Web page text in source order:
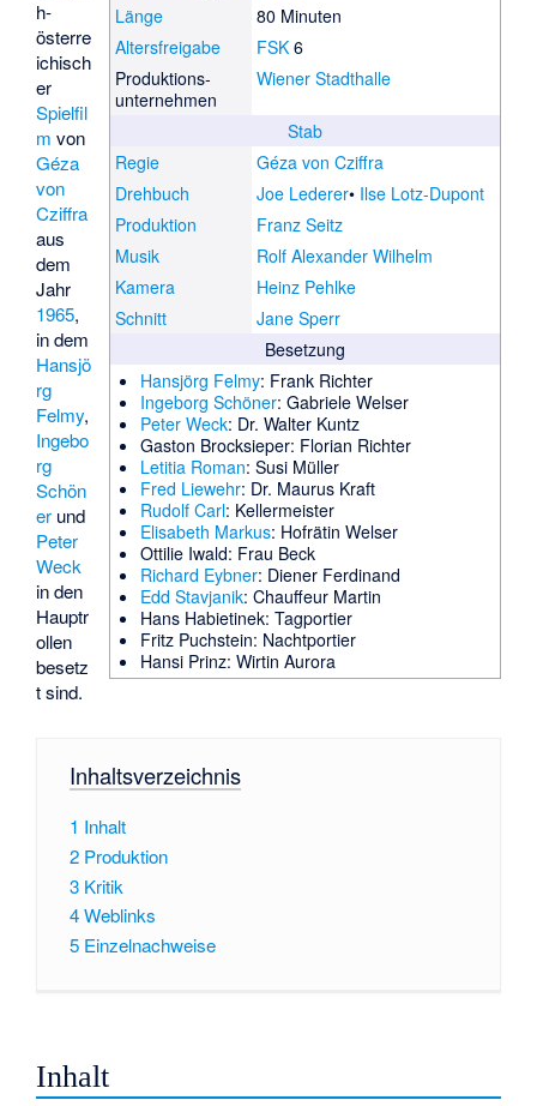
Länge
80 Minuten
Altersfreigabe
FSK6
Produktions­
unternehmen
Wiener Stadthalle
Stab
Regie
Géza von Cziffra
Drehbuch
Joe Lederer Ilse Lotz-Dupont
Produktion
Franz Seitz
Musik
Rolf Alexander Wilhelm
Kamera
Heinz Pehlke
Schnitt
Jane Sperr
Besetzung
Hansjörg Felmy: Frank Richter
Ingeborg Schöner: Gabriele Welser
Peter Weck: Dr. Walter Kuntz
Gaston Brocksieper: Florian Richter
Letitia Roman: Susi Müller
Fred Liewehr: Dr. Maurus Kraft
Rudolf Carl: Kellermeister
Elisabeth Markus: Hofrätin Welser
Ottilie Iwald: Frau Beck
Richard Eybner: Diener Ferdinand
Edd Stavjanik: Chauffeur Martin
Hans Habietinek: Tagportier
Fritz Puchstein: Nachtportier
Hansi Prinz: Wirtin Aurora
h-
österre
ichisch
er
Spielfil
m von
Géza
von
Cziffra
aus
dem
Jahr
1965,
in dem
Hansjö
rg
Felmy,
Ingebo
rg
Schön
er und
Peter
Weck
in den
Hauptr
ollen
besetz
t sind.
Inhaltsverzeichnis
1 Inhalt
2 Produktion
3 Kritik
4Weblinks
5 Einzelnachweise
Inhalt